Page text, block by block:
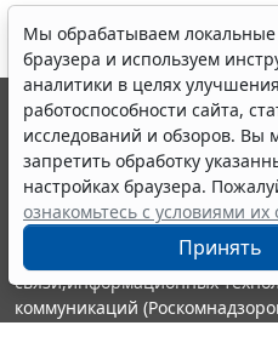
Мы обрабатываем
браузера и используем
аналитики в целях
работоспособности сайта,
исследований и обзоров. Вы
запретить обработку
настройках браузера.
ознакомьтесь с условиями их
Принять
© ООО "НПП "ГАРАНТ-СЕРВИС",
выпускается с 1990 года.
являются участниками
информации ГАРАНТ.
Портал ГАРАНТ.РУ
издания Федеральной
связи,информационных
коммуникаций